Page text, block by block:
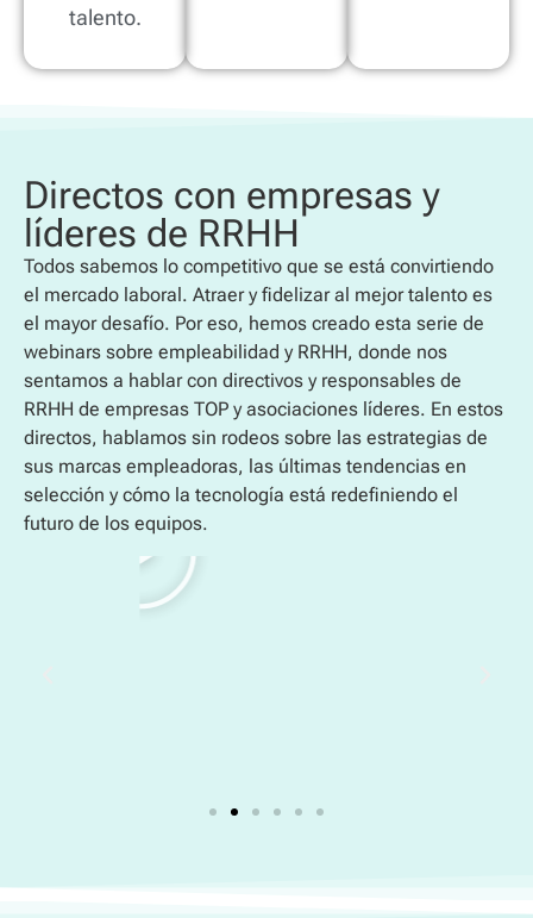
talento.
Directos con empresas y
líderes de RRHH
Todos sabemos lo competitivo que se está convirtiendo
el mercado laboral. Atraer y fidelizar al mejor talento es
el mayor desafío. Por eso, hemos creado esta serie de
webinars sobre empleabilidad y RRHH, donde nos
sentamos a hablar con directivos y responsables de
RRHH de empresas TOP y asociaciones líderes. En estos
directos, hablamos sin rodeos sobre las estrategias de
sus marcas empleadoras, las últimas tendencias en
selección y cómo la tecnología está redefiniendo el
futuro de los equipos.